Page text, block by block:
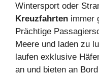
Wintersport oder
Kreuzfahrten immer
Prächtige
Meere und laden zu
laufen exklusive
an und bieten an